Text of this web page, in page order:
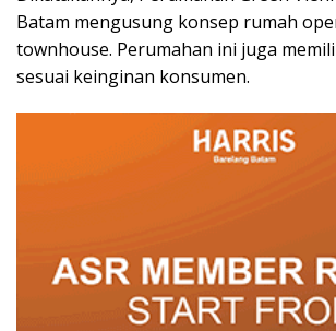
Batam mengusung konsep rumah
townhouse. Perumahan ini juga
sesuai keinginan konsumen.